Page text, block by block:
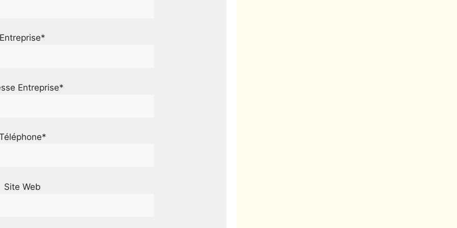
Entreprise*
Entreprise*
Site Web